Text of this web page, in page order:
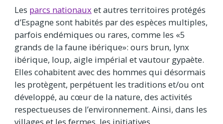
Les parcs nationauxet autres territoires protégés
d’Espagne sont habités par des espèces multiples,
parfois endémiques ou rares, comme les «5
grands de la faune ibérique»: ours brun, lynx
ibérique, loup, aigle impérial et vautour gypaète.
Elles cohabitent avec des hommes qui désormais
les protègent, perpétuent les traditions et/ou ont
développé, au cœur de la nature, des activités
respectueuses de l’environnement. Ainsi, dans les